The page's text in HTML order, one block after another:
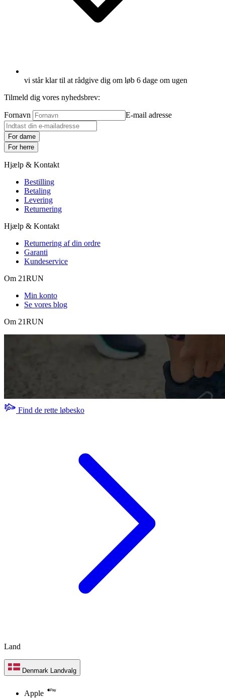
vi står klar til at rådgive dig om løb 6 dage om ugen
Tilmeld dig vores nyhedsbrev:
Fornavn E-mail adresse
For dame
For herre
Hjælp & Kontakt
Bestilling
Betaling
Levering
Returnering
Hjælp & Kontakt
Returnering af din ordre
Garanti
Kundeservice
Om 21RUN
Min konto
Se vores blog
Om 21RUN
Find de rette løbesko
Land
Denmark Landvalg
Apple